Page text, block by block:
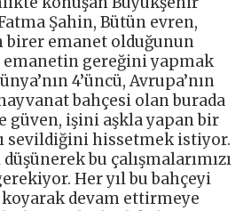
Şahin, Bütün evren,
birer emanet olduğunun
emanetin gereğini yapmak
4’üncü, Avrupa’nın
bahçesi olan burada
güven, işini aşkla yapan bir
sevildiğini hissetmek istiyor.
bu çalışmalarımızı
Her yıl bu bahçeyi
devam ettirmeye